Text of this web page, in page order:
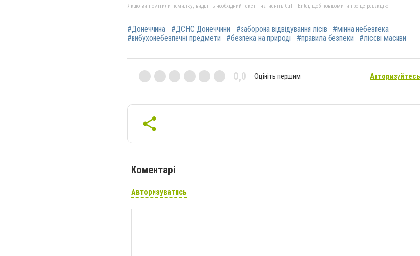
Якщо ви помітили помилку, виділіть необхідний текст і натисніть Ctrl + Enter, щоб повідомити про це редакцію
#Донеччина #ДСНС Донеччини #заборона відвідування лісів
#мінна небезпека
#вибухонебезпечні предмети
#безпека на природі #правила безпеки #лісові масиви
0,0 Оцініть першим Авторизуйтесь
Коментарі
Авторизуватись